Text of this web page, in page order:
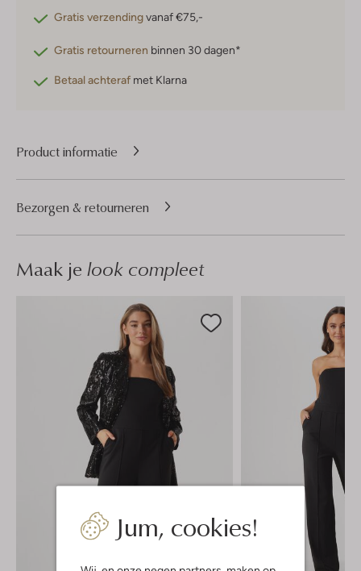
Jum, cookies!
Gratis verzendingvanaf €75,-
Gratis retourneren binnen 30 dagen*
Betaal achteraf met Klarna
Product informatie
Bezorgen & retourneren
Maak je look compleet